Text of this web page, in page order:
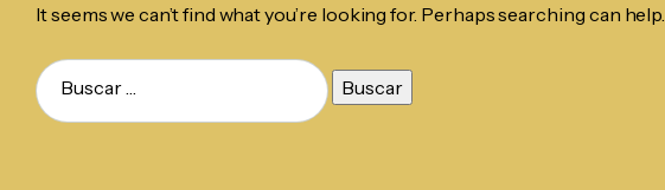
It seems we can’t find what you’re looking for. Perhaps searching can help.